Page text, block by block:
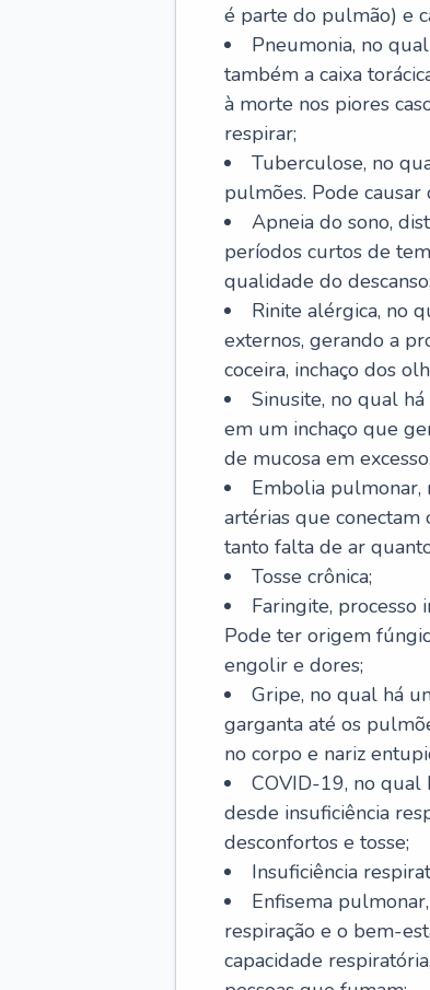
é parte do pulmão) e
Pneumonia, no
também a caixa
à morte nos piores
respirar;
Tuberculose, no
pulmões. Pode
Apneia do sono,
períodos curtos de
qualidade do
Rinite alérgica, no
externos, gerando a
coceira, inchaço dos
Sinusite, no qual
em um inchaço que
de mucosa em
Embolia pulmonar,
artérias que
tanto falta de ar
Tosse crônica;
Faringite, processo
Pode ter origem
engolir e dores;
Gripe, no qual há
garganta até os
no corpo e nariz
COVID-19, no qual
desde insuficiência
desconfortos e tosse;
Insuficiência
Enfisema
respiração e o bem-
capacidade